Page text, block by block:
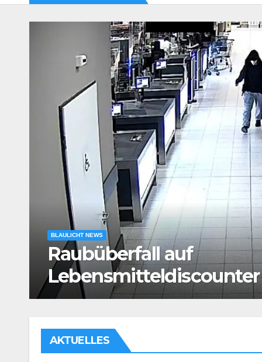
BLAULICHT NEWS
Körperliche
der Landshuter Altstadt
AKTUELLES